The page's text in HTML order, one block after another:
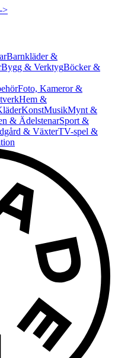
>
Barnkläder &
Bygg & VerktygBöcker &
Foto, Kameror &
Hem &
KonstMusikMynt &
& ÄdelstenarSport &
& VäxterTV-spel &